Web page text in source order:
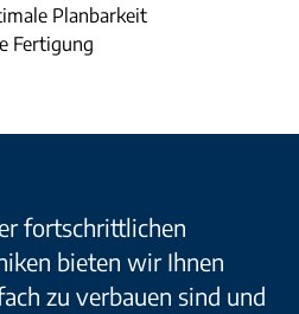
Planbarkeit
Fertigung
fortschrittlichen
bieten wir Ihnen
zu verbauen sind und